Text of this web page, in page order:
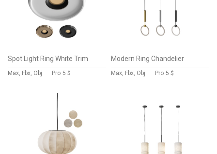
Spot Light Ring White Trim
Max, Fbx, Obj Pro 5 $
Modern Ring Chandelier
Max, Fbx, Obj Pro 5 $